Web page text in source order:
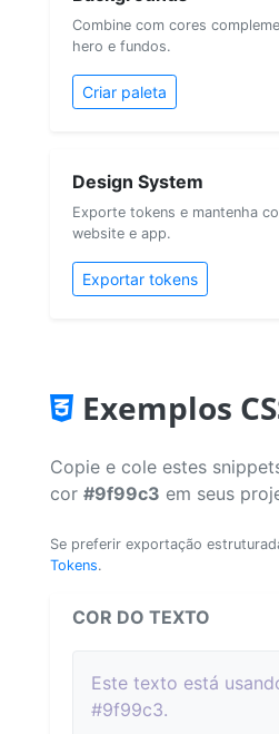
Combine com cores
hero e fundos.
Criar paleta
Design System
Exporte tokens e mantenha
website e app.
Exportar tokens
Exemplos
Copie e cole estes
cor #9f99c3 em seus
Se preferir exportação
Tokens.
COR DO TEXTO
Este texto está
#9f99c3.